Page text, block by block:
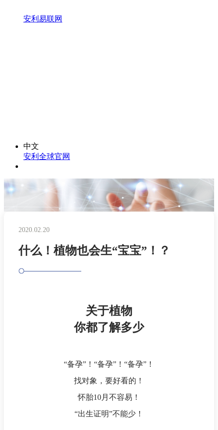
安利易联网
中文
安利全球官网
2020.02.20
什么！植物也会生“宝宝”！？
关于植物
你都了解多少
“备孕”！“备孕”！“备孕”！
找对象，要好看的！
怀胎10月不容易！
“出生证明”不能少！